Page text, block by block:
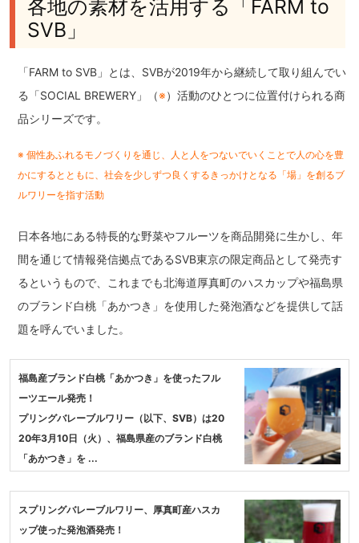
各地の素材を活用する「FARM to
SVB」
「FARM to SVB」とは、SVBが2019年から継続して取り組んでい
る「SOCIAL BREWERY」（※）活動のひとつに位置付けられる商
品シリーズです。
※ 個性あふれるモノづくりを通じ、人と人をつないでいくことで人の心を豊
かにするとともに、社会を少しずつ良くするきっかけとなる「場」を創るブ
ルワリーを指す活動
日本各地にある特長的な野菜やフルーツを商品開発に生かし、年
間を通じて情報発信拠点であるSVB東京の限定商品として発売す
るというもので、これまでも北海道厚真町のハスカップや福島県
のブランド白桃「あかつき」を使用した発泡酒などを提供して話
題を呼んでいました。
福島産ブランド白桃「あかつき」を使ったフル
ーツエール発売！
プリングバレーブルワリー（以下、SVB）は20
20年3月10日（火）、福島県産のブランド白桃
「あかつき」を ...
スプリングバレーブルワリー、厚真町産ハスカ
ップ使った発泡酒発売！